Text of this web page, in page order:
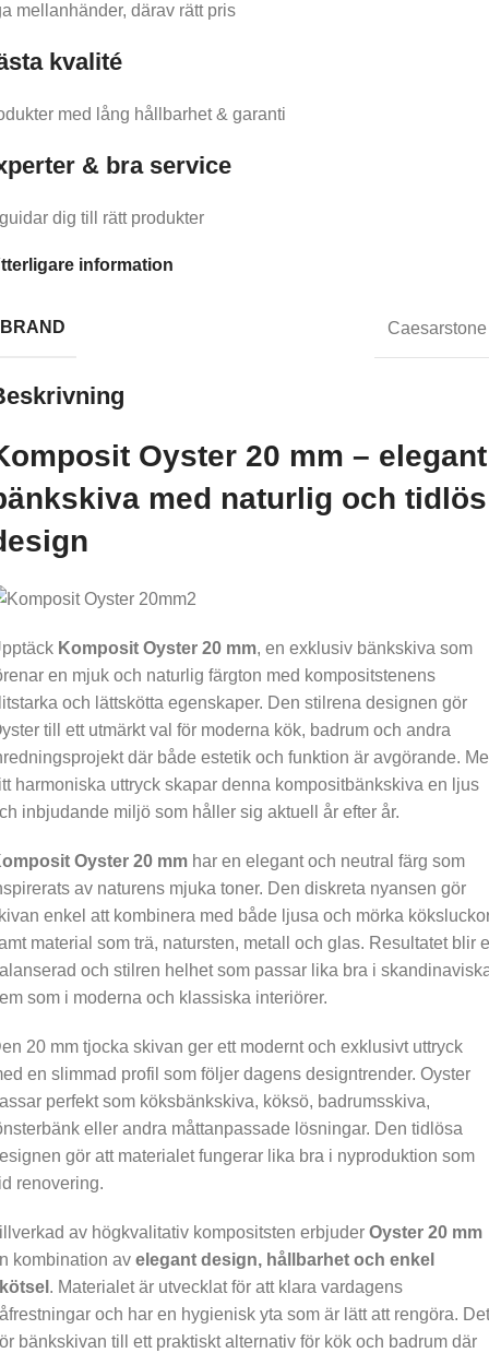
mellanhänder, därav rätt pris
kvalité
med lång hållbarhet & garanti
& bra service
dig till rätt produkter
information
BRAND Caesarstone
Oyster 20 mm – elegant
med naturlig och tidlös
Komposit Oyster 20 mm, en exklusiv bänkskiva som
en mjuk och naturlig färgton med kompositstenens
och lättskötta egenskaper. Den stilrena designen gör
till ett utmärkt val för moderna kök, badrum och andra
där både estetik och funktion är avgörande.
harmoniska uttryck skapar denna kompositbänkskiva en ljus
inbjudande miljö som håller sig aktuell år efter år.
Oyster 20 mm har en elegant och neutral färg som
av naturens mjuka toner. Den diskreta nyansen gör
enkel att kombinera med både ljusa och mörka
material som trä, natursten, metall och glas. Resultatet blir
och stilren helhet som passar lika bra i
som i moderna och klassiska interiörer.
20 mm tjocka skivan ger ett modernt och exklusivt uttryck
en slimmad profil som följer dagens designtrender. Oyster
perfekt som köksbänkskiva, köksö, badrumsskiva,
eller andra måttanpassade lösningar. Den tidlösa
gör att materialet fungerar lika bra i nyproduktion som
renovering.
av högkvalitativ kompositsten erbjuder Oyster 20 mm
kombination av elegant design, hållbarhet och enkel
. Materialet är utvecklat för att klara vardagens
och har en hygienisk yta som är lätt att rengöra. Det
bänkskivan till ett praktiskt alternativ för kök och badrum där